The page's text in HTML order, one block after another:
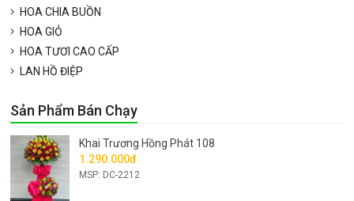
HOA CHIA BUỒN
HOA GIỎ
HOA TƯƠI CAO CẤP
LAN HỒ ĐIỆP
Sản Phẩm Bán Chạy
Khai Trương Hồng Phát 108
1.290.000đ
MSP: DC-2212